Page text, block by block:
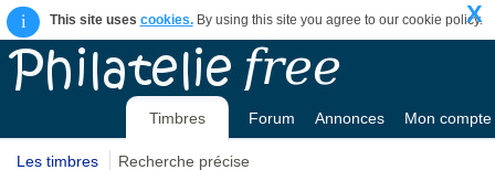
i This site uses cookies.By using this site you agree to our cookie policy.
X
Timbres Forum Annonces Mon compte
Les timbres Recherche précise